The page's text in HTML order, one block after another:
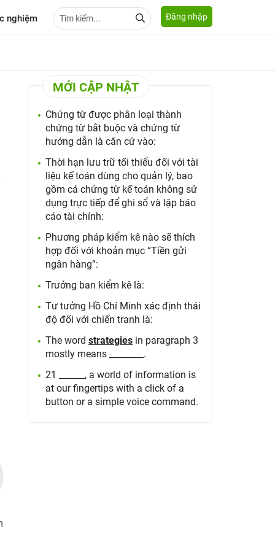
nghiệm Đăng nhập
MỚI CẬP NHẬT
Chứng từ được phân loại thành
chứng từ bắt buộc và chứng từ
hướng dẫn là căn cứ vào:
Thời hạn lưu trữ tối thiểu đối với tài
liệu kế toán dùng cho quản lý, bao
gồm cả chứng từ kế toán không sử
dụng trực tiếp để ghi sổ và lập báo
cáo tài chính:
Phương pháp kiểm kê nào sẽ thích
hợp đối với khoản mục “Tiền gửi
ngân hàng”:
Trưởng ban kiểm kê là:
Tư tưởng Hồ Chí Minh xác định thái
độ đối với chiến tranh là:
The wordstrategies in paragraph 3
mostly means ________.
21 ______, a world of information is
at our fingertips with a click of a
button or a simple voice command.